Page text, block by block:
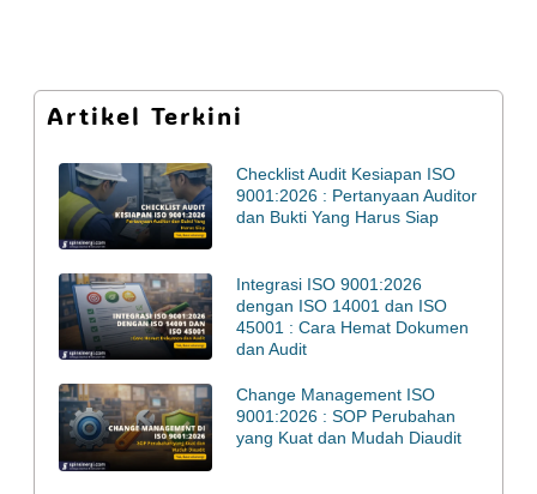
Artikel Terkini
Checklist Audit Kesiapan ISO
9001:2026 : Pertanyaan Auditor
dan Bukti Yang Harus Siap
Integrasi ISO 9001:2026
dengan ISO 14001 dan ISO
45001 : Cara Hemat Dokumen
dan Audit
Change Management ISO
9001:2026 : SOP Perubahan
yang Kuat dan Mudah Diaudit